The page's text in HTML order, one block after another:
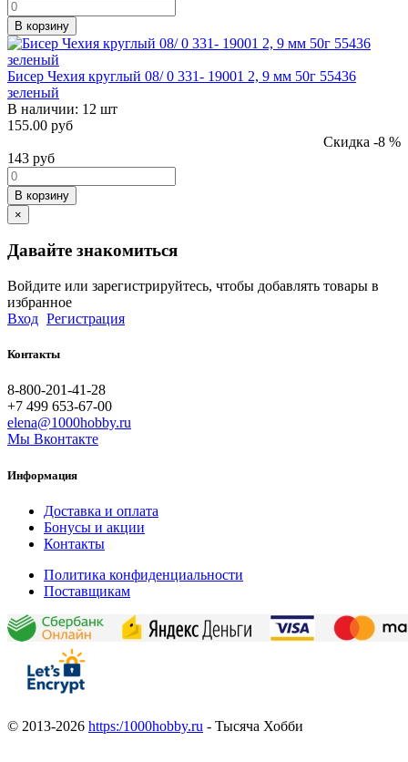
В корзину
Бисер Чехия круглый 08/ 0 331- 19001 2, 9 мм 50г 55436
зеленый
В наличии: 12 шт
155.00 руб
Скидка -8 %
143 руб
В корзину
×
Давайте знакомиться
Войдите или зарегистрируйтесь, чтобы добавлять товары в
избранное
Вход Регистрация
Контакты
8-800-201-41-28
+7 499 653-67-00
elena@1000hobby.ru
Мы Вконтакте
Информация
Доставка и оплата
Бонусы и акции
Контакты
Политика конфиденциальности
Поставщикам
© 2013-2026 https:/1000hobby.ru - Тысяча Хобби